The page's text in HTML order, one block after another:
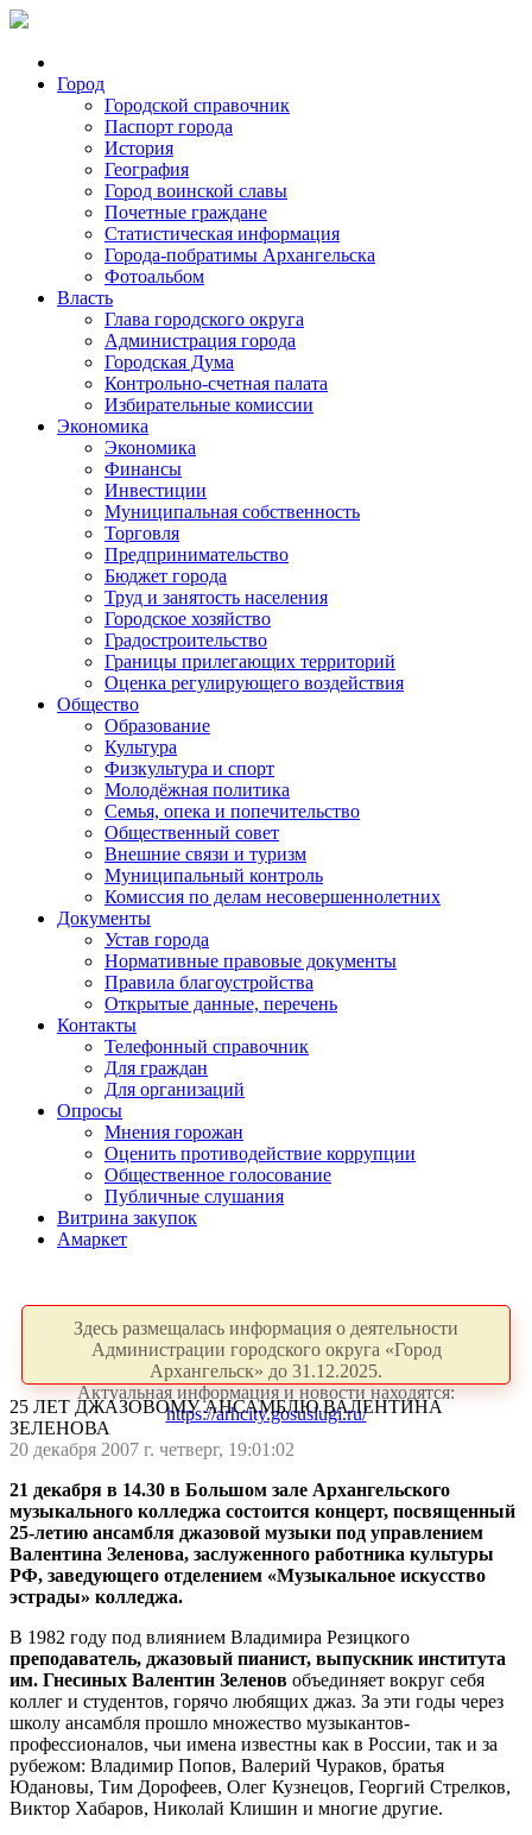
Город
Городской справочник
Паспорт города
История
География
Город воинской славы
Почетные граждане
Статистическая информация
Города-побратимы Архангельска
Фотоальбом
Власть
Глава городского округа
Администрация города
Городская Дума
Контрольно-счетная палата
Избирательные комиссии
Экономика
Экономика
Финансы
Инвестиции
Муниципальная собственность
Торговля
Предпринимательство
Бюджет города
Труд и занятость населения
Городское хозяйство
Градостроительство
Границы прилегающих территорий
Оценка регулирующего воздействия
Общество
Образование
Культура
Физкультура и спорт
Молодёжная политика
Семья, опека и попечительство
Общественный совет
Внешние связи и туризм
Муниципальный контроль
Комиссия по делам несовершеннолетних
Документы
Устав города
Нормативные правовые документы
Правила благоустройства
Открытые данные, перечень
Контакты
Телефонный справочник
Для граждан
Для организаций
Опросы
Мнения горожан
Оценить противодействие коррупции
Общественное голосование
Публичные слушания
Витрина закупок
Амаркет
Здесь размещалась информация о деятельности
Администрации городского округа «Город
Архангельск» до 31.12.2025.
Актуальная информация и новости находятся:
https://arhcity.gosuslugi.ru/
25 ЛЕТ ДЖАЗОВОМУ АНСАМБЛЮ ВАЛЕНТИНА
ЗЕЛЕНОВА
20 декабря 2007 г. четверг, 19:01:02
21 декабря в 14.30 в Большом зале Архангельского
музыкального колледжа состоится концерт, посвященный
25-летию ансамбля джазовой музыки под управлением
Валентина Зеленова, заслуженного работника культуры
РФ, заведующего отделением «Музыкальное искусство
эстрады» колледжа.
В 1982 году под влиянием Владимира Резицкого
преподаватель, джазовый пианист, выпускник института
им. Гнесиных Валентин Зеленов объединяет вокруг себя
коллег и студентов, горячо любящих джаз. За эти годы через
школу ансамбля прошло множество музыкантов-
профессионалов, чьи имена известны как в России, так и за
рубежом: Владимир Попов, Валерий Чураков, братья
Юдановы, Тим Дорофеев, Олег Кузнецов, Георгий Стрелков,
Виктор Хабаров, Николай Клишин и многие другие.